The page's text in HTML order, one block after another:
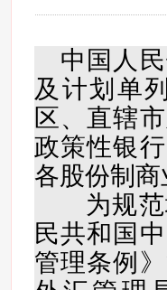
中国人民
及计划单
区、直辖
政策性银
各股份制商
为规范
民共和国
管理条例